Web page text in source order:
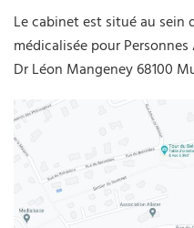
Le cabinet est situé au sein
médicalisée pour Personnes
Dr Léon Mangeney 68100